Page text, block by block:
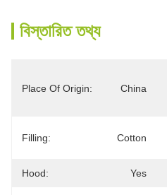
বিস্তারিত তথ্য
Place Of Origin: China
Filling: Cotton
Hood: Yes